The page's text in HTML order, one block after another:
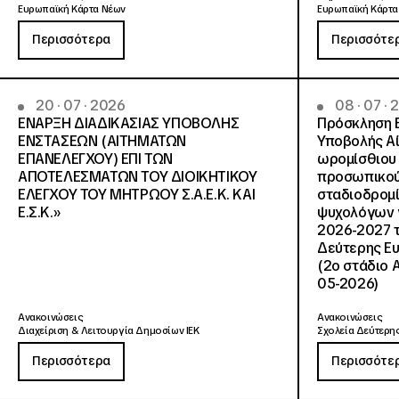
Ευρωπαϊκή Κάρτα Νέων
Περισσότερα
Ευρωπαϊκή
20 · 07 · 2026
ΕΝΑΡΞΗ ΔΙΑΔΙΚΑΣΙΑΣ ΥΠΟΒΟΛΗΣ
ΕΝΣΤΑΣΕΩΝ (ΑΙΤΗΜΑΤΩΝ
ΕΠΑΝΕΛΕΓΧΟΥ) ΕΠΙ ΤΩΝ
ΑΠΟΤΕΛΕΣΜΑΤΩΝ ΤΟΥ ΔΙΟΙΚΗΤΙΚΟΥ
ΕΛΕΓΧΟΥ ΤΟΥ ΜΗΤΡΩΟΥ Σ.Α.Ε.Κ. ΚΑΙ
Ε.Σ.Κ.»
Ανακοινώσεις
Διαχείριση & Λειτουργία Δημοσίων ΙΕΚ
Περισσότερα
08 · 07 ·
Πρόσκληση
Υποβολής
ωρομίσθιου
ψυχολόγων
2026-2027
Δεύτερης
(2ο
05-2026)
Ανακοινώσεις
Σχολεία